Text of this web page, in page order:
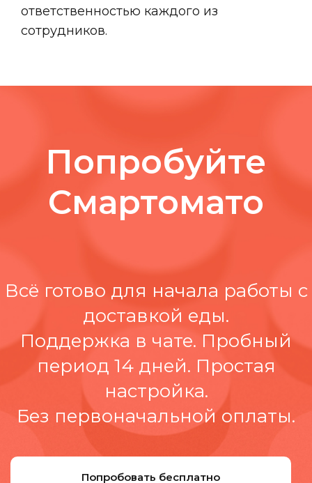
ответственностью каждого из
сотрудников.
Попробуйте
Смартомато
Всё готово для начала работы с
доставкой еды.
Поддержка в чате. Пробный
период 14 дней. Простая
настройка.
Без первоначальной оплаты.
Попробовать бесплатно